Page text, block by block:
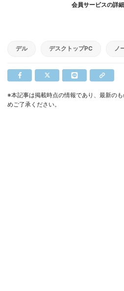
会員サービスの詳
デル デスクトップPC ノ
※本記事は掲載時点の情報であり、最新の
めご了承ください。